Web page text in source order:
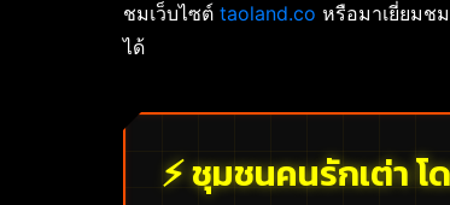
ชมเว็บไซต์ taoland.co หรือมาเยี่ยมช
ได้
⚡ ชุมชนคนรักเต่า